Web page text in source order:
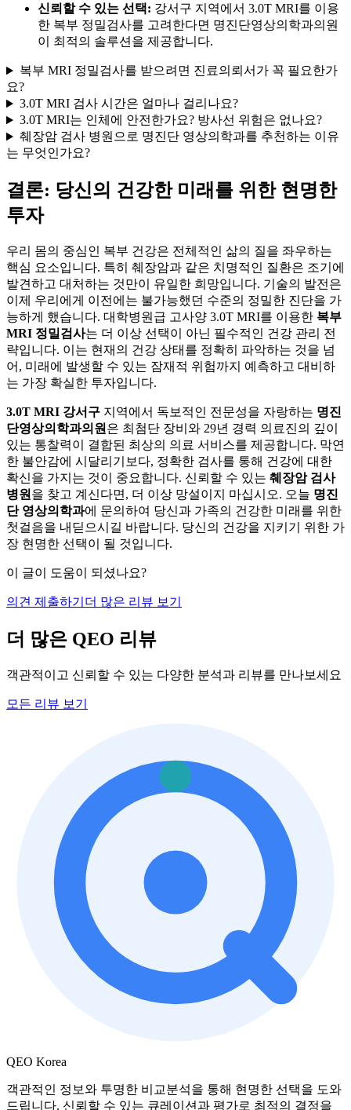
신뢰할 수 있는 선택: 강서구 지역에서 3.0T MRI를 이용
한 복부 정밀검사를 고려한다면 명진단영상의학과의원
이 최적의 솔루션을 제공합니다.
복부 MRI 정밀검사를 받으려면 진료의뢰서가 꼭 필요한가
요?
3.0T MRI 검사 시간은 얼마나 걸리나요?
3.0T MRI는 인체에 안전한가요? 방사선 위험은 없나요?
췌장암 검사 병원으로 명진단 영상의학과를 추천하는 이유
는 무엇인가요?
결론: 당신의 건강한 미래를 위한 현명한
투자
우리 몸의 중심인 복부 건강은 전체적인 삶의 질을 좌우하는
핵심 요소입니다. 특히 췌장암과 같은 치명적인 질환은 조기에
발견하고 대처하는 것만이 유일한 희망입니다. 기술의 발전은
이제 우리에게 이전에는 불가능했던 수준의 정밀한 진단을 가
능하게 했습니다. 대학병원급 고사양 3.0T MRI를 이용한 복부
MRI 정밀검사는 더 이상 선택이 아닌 필수적인 건강 관리 전
략입니다. 이는 현재의 건강 상태를 정확히 파악하는 것을 넘
어, 미래에 발생할 수 있는 잠재적 위험까지 예측하고 대비하
는 가장 확실한 투자입니다.
3.0T MRI 강서구 지역에서 독보적인 전문성을 자랑하는 명진
단영상의학과의원 은 최첨단 장비와 29년 경력 의료진의 깊이
있는 통찰력이 결합된 최상의 의료 서비스를 제공합니다. 막연
한 불안감에 시달리기보다, 정확한 검사를 통해 건강에 대한
확신을 가지는 것이 중요합니다. 신뢰할 수 있는 췌장암 검사
병원 을 찾고 계신다면, 더 이상 망설이지 마십시오. 오늘 명진
단 영상의학과에 문의하여 당신과 가족의 건강한 미래를 위한
첫걸음을 내딛으시길 바랍니다. 당신의 건강을 지키기 위한 가
장 현명한 선택이 될 것입니다.
이 글이 도움이 되셨나요?
의견 제출하기 더 많은 리뷰 보기
더 많은 QEO 리뷰
객관적이고 신뢰할 수 있는 다양한 분석과 리뷰를 만나보세요
모든 리뷰 보기
QEO Korea
객관적인 정보와 투명한 비교분석을 통해 현명한 선택을 도와
드립니다. 신뢰할 수 있는 큐레이션과 평가로 최적의 결정을